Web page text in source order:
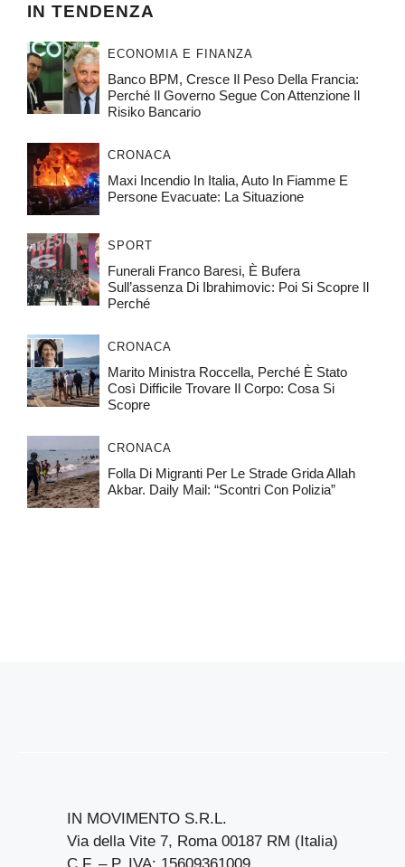
IN TENDENZA
ECONOMIA E FINANZA
Banco BPM, Cresce Il Peso Della Francia:
Perché Il Governo Segue Con Attenzione Il
Risiko Bancario
CRONACA
Maxi Incendio In Italia, Auto In Fiamme E
Persone Evacuate: La Situazione
SPORT
Funerali Franco Baresi, È Bufera
Sull’assenza Di Ibrahimovic: Poi Si Scopre Il
Perché
CRONACA
Marito Ministra Roccella, Perché È Stato
Così Difficile Trovare Il Corpo: Cosa Si
Scopre
CRONACA
Folla Di Migranti Per Le Strade Grida Allah
Akbar. Daily Mail: “Scontri Con Polizia”
IN MOVIMENTO S.R.L.
Via della Vite 7, Roma 00187 RM (Italia)